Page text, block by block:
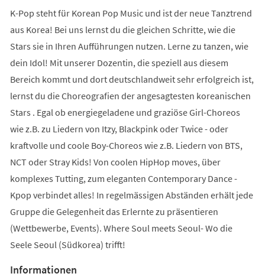
K-Pop steht für Korean Pop Music und ist der neue Tanztrend
aus Korea! Bei uns lernst du die gleichen Schritte, wie die
Stars sie in Ihren Aufführungen nutzen. Lerne zu tanzen, wie
dein Idol! Mit unserer Dozentin, die speziell aus diesem
Bereich kommt und dort deutschlandweit sehr erfolgreich ist,
lernst du die Choreografien der angesagtesten koreanischen
Stars . Egal ob energiegeladene und graziöse Girl-Choreos
wie z.B. zu Liedern von Itzy, Blackpink oder Twice - oder
kraftvolle und coole Boy-Choreos wie z.B. Liedern von BTS,
NCT oder Stray Kids! Von coolen HipHop moves, über
komplexes Tutting, zum eleganten Contemporary Dance -
Kpop verbindet alles! In regelmässigen Abständen erhält jede
Gruppe die Gelegenheit das Erlernte zu präsentieren
(Wettbewerbe, Events). Where Soul meets Seoul- Wo die
Seele Seoul (Südkorea) trifft!
Informationen